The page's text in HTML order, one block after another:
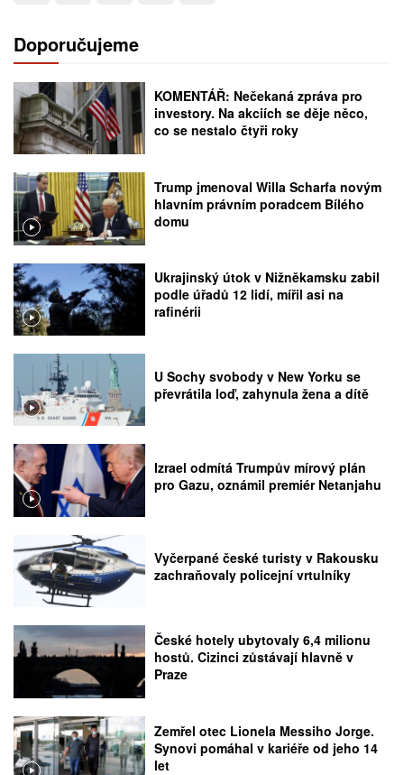
Doporučujeme
KOMENTÁŘ: Nečekaná zpráva pro
investory. Na akciích se děje něco,
co se nestalo čtyři roky
Trump jmenoval Willa Scharfa novým
hlavním právním poradcem Bílého
domu
Ukrajinský útok v Nižněkamsku zabil
podle úřadů 12 lidí, mířil asi na
rafinérii
U Sochy svobody v New Yorku se
převrátila loď, zahynula žena a dítě
Izrael odmítá Trumpův mírový plán
pro Gazu, oznámil premiér Netanjahu
Vyčerpané české turisty v Rakousku
zachraňovaly policejní vrtulníky
České hotely ubytovaly 6,4 milionu
hostů. Cizinci zůstávají hlavně v
Praze
Zemřel otec Lionela Messiho Jorge.
Synovi pomáhal v kariéře od jeho 14
let